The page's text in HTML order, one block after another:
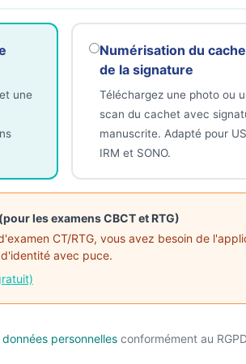
une
Numérisation du
de la signature
Téléchargez une photo ou
scan du cachet avec
manuscrite. Adapté pour
IRM et SONO.
les examens CBCT et RTG)
CT/RTG, vous avez besoin de
avec puce.
personnelles conformément au